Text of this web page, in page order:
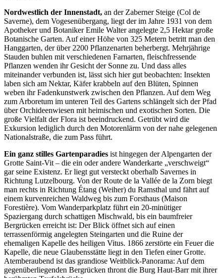
Nordwestlich der Innenstadt, an der Zaberner Steige (Col de
Saverne), dem Vogesenübergang, liegt der im Jahre 1931 von dem
Apotheker und Botaniker Emile Walter angelegte 2,5 Hektar große
Botanische Garten. Auf einer Höhe von 325 Metern betritt man den
Hanggarten, der über 2200 Pflanzenarten beherbergt. Mehrjährige
Stauden buhlen mit verschiedenen Farnarten, fleischfressende
Pflanzen wenden ihr Gesicht der Sonne zu. Und dass alles
miteinander verbunden ist, lässt sich hier gut beobachten: Insekten
laben sich am Nektar, Käfer krabbeln auf den Blüten, Spinnen
weben ihr Fadenkunstwerk zwischen den Pflanzen. Auf dem Weg
zum Arboretum im unteren Teil des Gartens schlängelt sich der Pfad
über Orchi­deenwiesen mit heimischen und exotischen Sorten. Die
große Vielfalt derFlora ist beeindruckend. Getrübt wird die
Exkursion lediglich durch den Motorenlärm von der nahe gelegenen
Nationalstraße, die zum Pass führt.
Ein ganz stilles Gartenparadies ist hingegen der Alpengarten der
Grotte Saint-Vit – die ein oder andere Wanderkarte „verschweigt“
gar seine Existenz. Er liegt gut versteckt oberhalb Savernes in
Richtung Lutzelbourg. Von der Route de la Vallée de la Zorn biegt
man rechts in Richtung Étang (Weiher) du Ramsthal und fährt auf
einem kurvenreichen Waldweg bis zum Forsthaus (Maison
Forestière). Vom Wanderparkplatz führt ein 20-mi­n­ütiger
Spaziergang durch schattigen Misch­wald, bis ein baumfreier
Bergrücken erreicht ist: Der Blick öffnet sich auf einen
terrassenförmig angelegten Steingarten und die Ruine der
ehemaligen Kapelle des heiligen Vitus. 1866 zerstörte ein Feuer die
Kapelle, die neue Glaubensstätte liegt in den Tiefen einer Grotte.
Atemberaubend ist das grandiose Weitblick-Panorama: Auf dem
gegenüberliegenden Bergrücken thront die Burg Haut-Barr mit ihrer